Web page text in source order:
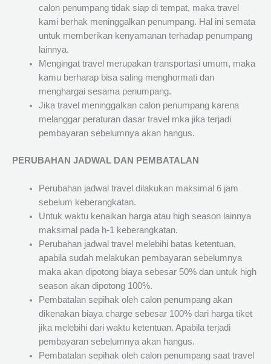
calon penumpang tidak siap di tempat, maka travel
kami berhak meninggalkan penumpang. Hal ini semata
untuk memberikan kenyamanan terhadap penumpang
lainnya.
Mengingat travel merupakan transportasi umum, maka
kamu berharap bisa saling menghormati dan
menghargai sesama penumpang.
Jika travel meninggalkan calon penumpang karena
melanggar peraturan dasar travel mka jika terjadi
pembayaran sebelumnya akan hangus.
PERUBAHAN JADWAL DAN PEMBATALAN
Perubahan jadwal travel dilakukan maksimal 6 jam
sebelum keberangkatan.
Untuk waktu kenaikan harga atau high season lainnya
maksimal pada h-1 keberangkatan.
Perubahan jadwal travel melebihi batas ketentuan,
apabila sudah melakukan pembayaran sebelumnya
maka akan dipotong biaya sebesar 50% dan untuk high
season akan dipotong 100%.
Pembatalan sepihak oleh calon penumpang akan
dikenakan biaya charge sebesar 100% dari harga tiket
jika melebihi dari waktu ketentuan. Apabila terjadi
pembayaran sebelumnya akan hangus.
Pembatalan sepihak oleh calon penumpang saat travel